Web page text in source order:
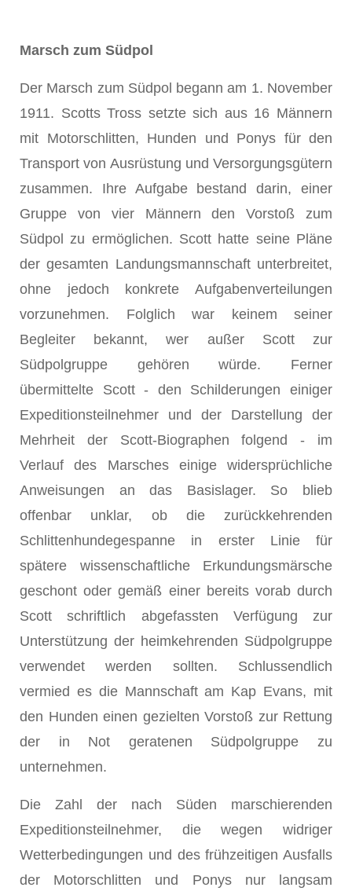
Marsch zum Südpol
Der Marsch zum Südpol begann am 1. November
1911. Scotts Tross setzte sich aus 16 Männern
mit Motorschlitten, Hunden und Ponys für den
Transport von Ausrüstung und Versorgungsgütern
zusammen. Ihre Aufgabe bestand darin, einer
Gruppe von vier Männern den Vorstoß zum
Südpol zu ermöglichen. Scott hatte seine Pläne
der gesamten Landungsmannschaft unterbreitet,
ohne jedoch konkrete Aufgabenverteilungen
vorzunehmen. Folglich war keinem seiner
Begleiter bekannt, wer außer Scott zur
Südpolgruppe gehören würde. Ferner
übermittelte Scott - den Schilderungen einiger
Expeditionsteilnehmer und der Darstellung der
Mehrheit der Scott-Biographen folgend - im
Verlauf des Marsches einige widersprüchliche
Anweisungen an das Basislager. So blieb
offenbar unklar, ob die zurückkehrenden
Schlittenhundegespanne in erster Linie für
spätere wissenschaftliche Erkundungsmärsche
geschont oder gemäß einer bereits vorab durch
Scott schriftlich abgefassten Verfügung zur
Unterstützung der heimkehrenden Südpolgruppe
verwendet werden sollten. Schlussendlich
vermied es die Mannschaft am Kap Evans, mit
den Hunden einen gezielten Vorstoß zur Rettung
der in Not geratenen Südpolgruppe zu
unternehmen.
Die Zahl der nach Süden marschierenden
Expeditionsteilnehmer, die wegen widriger
Wetterbedingungen und des frühzeitigen Ausfalls
der Motorschlitten und Ponys nur langsam